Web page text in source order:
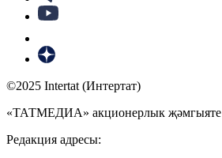
©2025 Intertat (Интертат)
«ТАТМЕДИА» акционерлык җәмгыяте
Редакция адресы: